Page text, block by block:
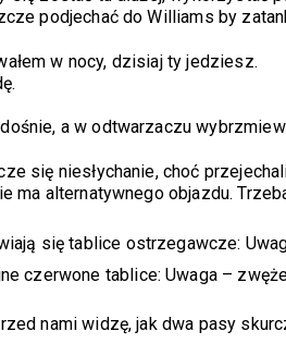
podjechać do Williams by
w nocy, dzisiaj ty jedziesz.
a w odtwarzaczu
się niesłychanie, choć
ma alternatywnego objazdu.
się tablice ostrzegawcze:
czerwone tablice: Uwaga –
nami widzę, jak dwa pasy